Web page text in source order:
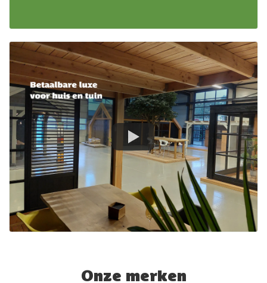
Onze merken